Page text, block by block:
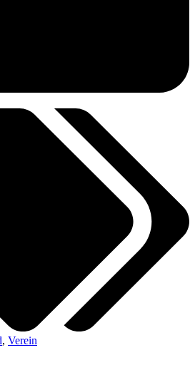
, Verein